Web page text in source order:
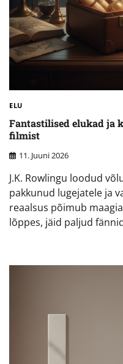
ELU
Fantastilised elukad ja
filmist
11. Juuni 2026
J.K. Rowlingu loodud
pakkunud lugejatele ja
reaalsus põimub
lõppes, jäid paljud